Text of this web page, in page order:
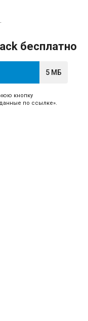
бесплатно
5 МБ
кнопку
по ссылке».